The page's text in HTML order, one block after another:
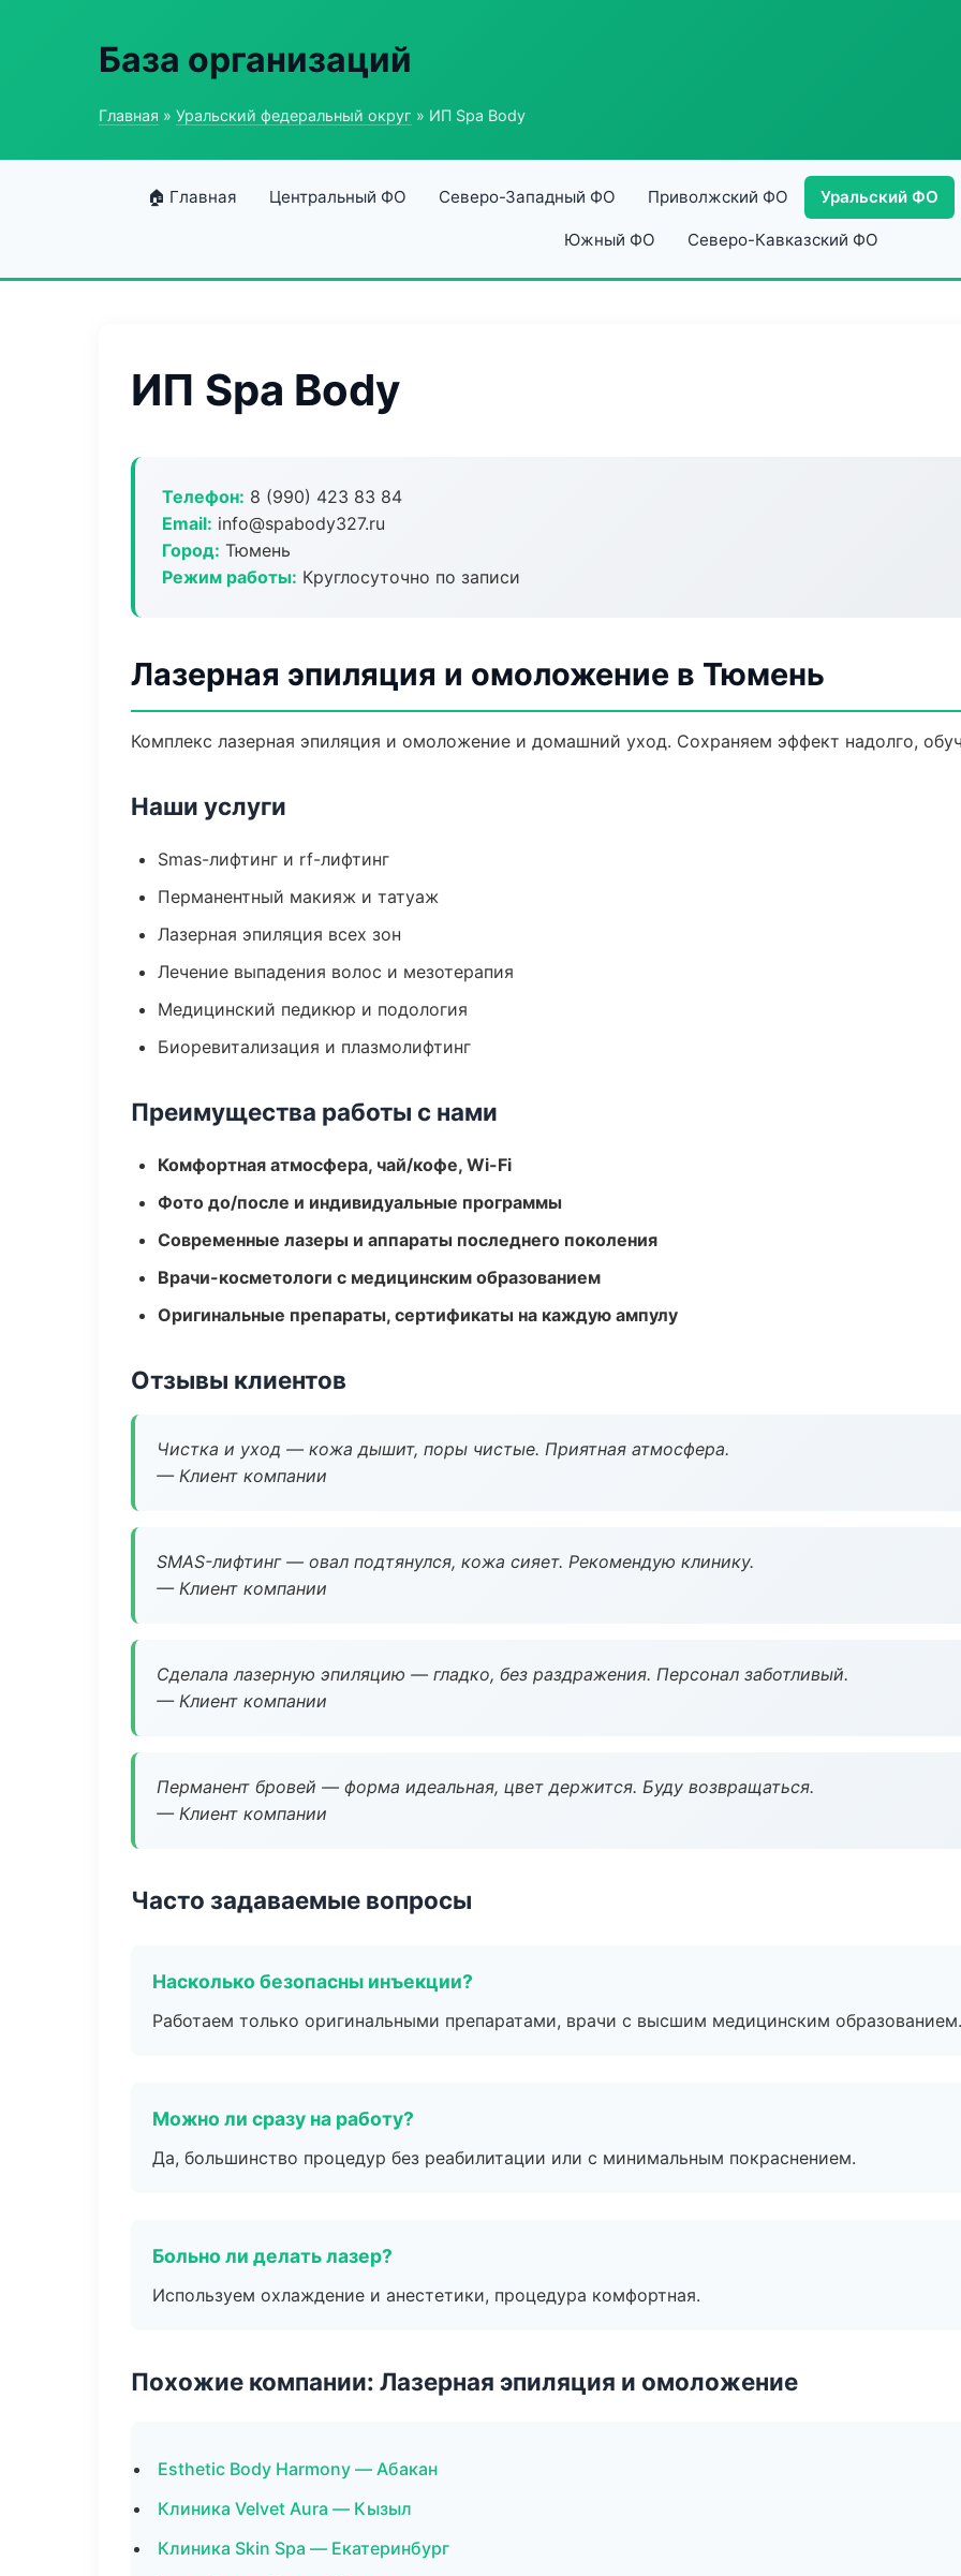
База организаций
Главная » Уральский федеральный округ » ИП Spa Body
🏠 Главная Центральный ФО Северо-Западный ФО Приволжский ФО Уральский ФО
Южный ФО Северо-Кавказский ФО
ИП Spa Body
Телефон: 8 (990) 423 83 84
Email: info@spabody327.ru
Город: Тюмень
Режим работы: Круглосуточно по записи
Лазерная эпиляция и омоложение в Тюмень
Комплекс лазерная эпиляция и омоложение и домашний уход. Сохраняем эффект надолго,
Наши услуги
Smas-лифтинг и rf-лифтинг
Перманентный макияж и татуаж
Лазерная эпиляция всех зон
Лечение выпадения волос и мезотерапия
Медицинский педикюр и подология
Биоревитализация и плазмолифтинг
Преимущества работы с нами
Комфортная атмосфера, чай/кофе, Wi-Fi
Фото до/после и индивидуальные программы
Современные лазеры и аппараты последнего поколения
Врачи-косметологи с медицинским образованием
Оригинальные препараты, сертификаты на каждую ампулу
Отзывы клиентов
Чистка и уход — кожа дышит, поры чистые. Приятная атмосфера.
— Клиент компании
SMAS-лифтинг — овал подтянулся, кожа сияет. Рекомендую клинику.
— Клиент компании
Сделала лазерную эпиляцию — гладко, без раздражения. Персонал заботливый.
— Клиент компании
Перманент бровей — форма идеальная, цвет держится. Буду возвращаться.
— Клиент компании
Часто задаваемые вопросы
Насколько безопасны инъекции?
Работаем только оригинальными препаратами, врачи с высшим медицинским образованием.
Можно ли сразу на работу?
Да, большинство процедур без реабилитации или с минимальным покраснением.
Больно ли делать лазер?
Используем охлаждение и анестетики, процедура комфортная.
Похожие компании: Лазерная эпиляция и омоложение
Esthetic Body Harmony — Абакан
Клиника Velvet Aura — Кызыл
Клиника Skin Spa — Екатеринбург